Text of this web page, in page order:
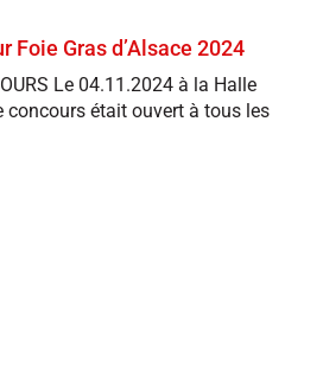
Foie Gras d’Alsace 2024
Le 04.11.2024 à la Halle
concours était ouvert à tous les